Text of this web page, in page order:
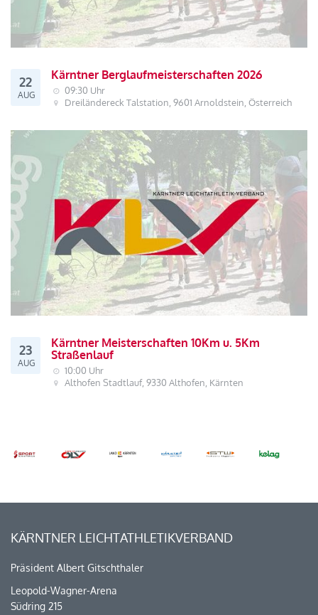
22
AUG
Kärntner Berglaufmeisterschaften 2026
09:30 Uhr
Dreiländereck Talstation, 9601 Arnoldstein, Österreich
23
AUG
Kärntner Meisterschaften 10Km u. 5Km
Straßenlauf
10:00 Uhr
Althofen Stadtlauf, 9330 Althofen, Kärnten
KÄRNTNER LEICHTATHLETIKVERBAND
Präsident Albert Gitschthaler
Leopold-Wagner-Arena
Südring 215